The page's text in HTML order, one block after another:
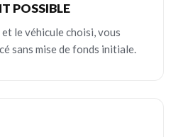
POSSIBLE
le véhicule choisi, vous
sans mise de fonds initiale.